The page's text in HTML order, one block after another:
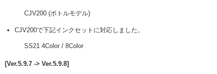
CJV200 (ボトルモデル)
CJV200で下記インクセットに対応しました。
SS21 4Color / 8Color
[Ver.5.9.7 -> Ver.5.9.8]